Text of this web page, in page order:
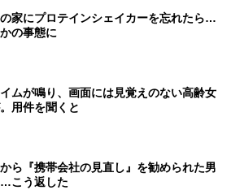
家にプロテインシェイカーを忘れたら…
の事態に
ムが鳴り、画面には見覚えのない高齢女
用件を聞くと
ら『携帯会社の見直し』を勧められた男
こう返した